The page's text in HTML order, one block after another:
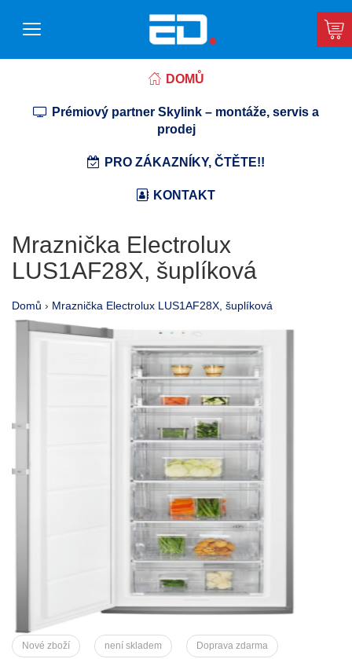
DOMŮ
Prémiový partner Skylink – montáže, servis a
prodej
PRO ZÁKAZNÍKY, ČTĚTE!!
KONTAKT
Mraznička Electrolux
LUS1AF28X, šuplíková
Domů › Mraznička Electrolux LUS1AF28X, šuplíková
Nové zboží není skladem Doprava zdarma